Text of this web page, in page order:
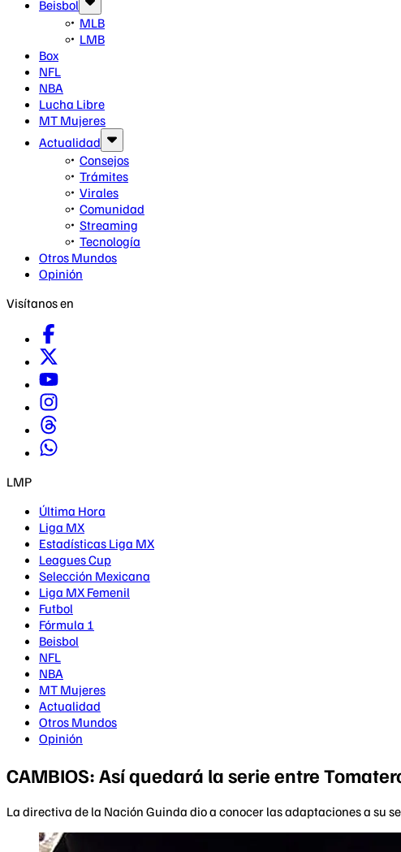
Beisbol
MLB
LMB
Box
NFL
NBA
Lucha Libre
MT Mujeres
Actualidad
Consejos
Trámites
Virales
Comunidad
Streaming
Tecnología
Otros Mundos
Opinión
Visítanos en
LMP
Última Hora
Liga MX
Estadísticas Liga MX
Leagues Cup
Selección Mexicana
Liga MX Femenil
Futbol
Fórmula 1
Beisbol
NFL
NBA
MT Mujeres
Actualidad
Otros Mundos
Opinión
CAMBIOS: Así quedará la serie entre
La directiva de la Nación Guinda dio a conocer las adaptaciones a su